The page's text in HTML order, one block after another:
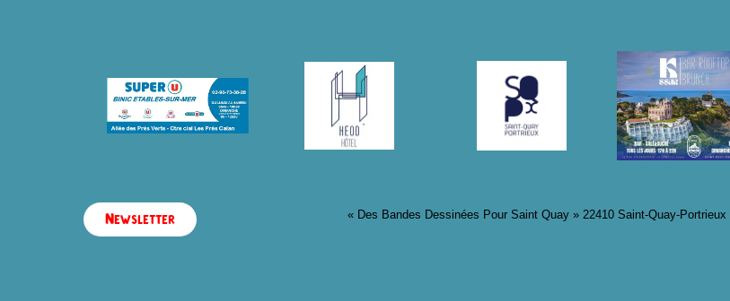
Newsletter « Des Bandes Dessinées Pour Saint Quay » 22410 Saint-Quay-Portrieux